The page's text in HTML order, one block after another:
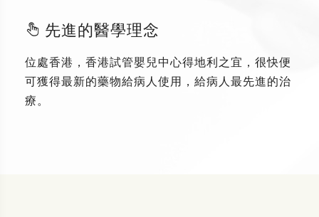
先進的醫學理念
位處香港，香港試管嬰兒中心得地利之宜，很快便
可獲得最新的藥物給病人使用，給病人最先進的治
療。